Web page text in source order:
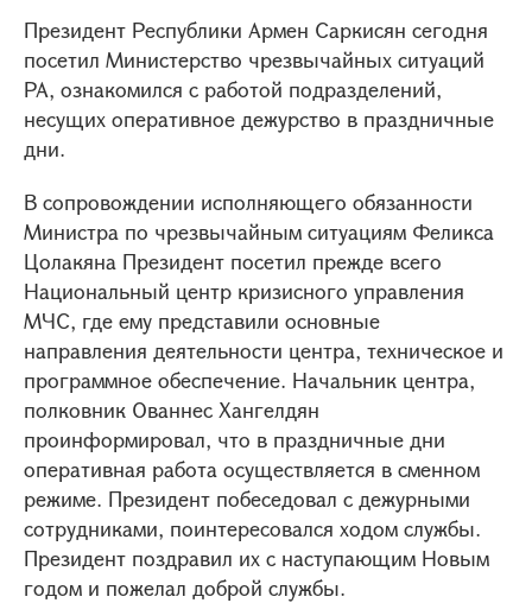
Президент Республики Армен Саркисян сегодня
посетил Министерство чрезвычайных ситуаций
РА, ознакомился с работой подразделений,
несущих оперативное дежурство в праздничные
дни.
В сопровождении исполняющего обязанности
Министра по чрезвычайным ситуациям Феликса
Цолакяна Президент посетил прежде всего
Национальный центр кризисного управления
МЧС, где ему представили основные
направления деятельности центра, техническое и
программное обеспечение. Начальник центра,
полковник Ованнес Хангелдян
проинформировал, что в праздничные дни
оперативная работа осуществляется в сменном
режиме. Президент побеседовал с дежурными
сотрудниками, поинтересовался ходом службы.
Президент поздравил их с наступающим Новым
годом и пожелал доброй службы.